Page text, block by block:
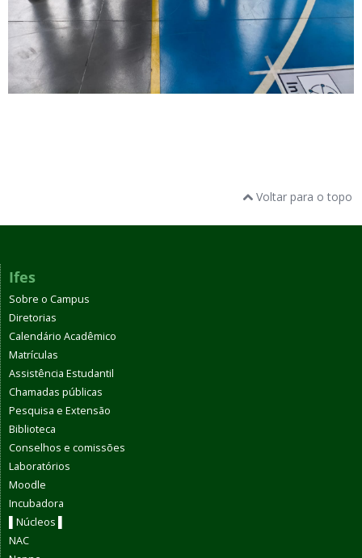
Voltar para o topo
Ifes
Sobre o Campus
Diretorias
Calendário Acadêmico
Matrículas
Assistência Estudantil
Chamadas públicas
Pesquisa e Extensão
Biblioteca
Conselhos e comissões
Laboratórios
Moodle
Incubadora
▌Núcleos ▌
NAC